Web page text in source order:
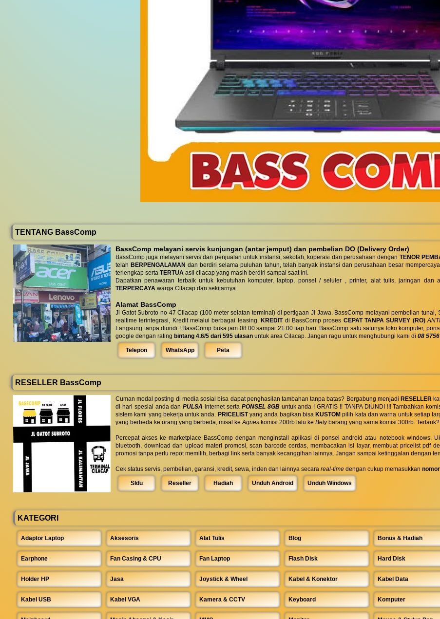
TENTANG BassComp
BassComp melayani servis kunjungan (antar jemput) dan pembelian DO (Delivery Order)
BassComp juga melayani servis dan penjualan untuk instansi, sekolah, koperasi dan perusahaan dengan TENOR
telah BERPENGALAMAN dan berdiri selama puluhan tahun, telah banyak instansi dan perusahaan besar
terlengkap serta TERTUA asli cilacap yang masih berdiri sampai saat ini.
Dapatkan penawaran terbaik untuk kebutuhan komputer, laptop, ponsel / seluler , printer, alat tulis, jaringan dan
TERPERCAYA warga Cilacap dan sekitarnya.
Alamat BassComp
Jl Gatot Subroto no 47 Cilacap (100 meter selatan terminal) di pertigaan Jl Jawa. BassComp melayani pembelian tunai,
realtime terintegrasi, Kredit melalui berbagai leasing. KREDITdi BassComp proses CEPAT TANPA SURVEY (RO)
Langsung tanpa diundi ! BassComp buka jam 08:00 sampai 21:00 tiap hari. BassComp satu satunya toko komputer,
google dengan rating bintang 4.6/5 dari 595 ulasan untuk area Cilacap. Jangan ragu untuk menghubungi kami di 08
Telepon WhatsApp Peta
RESELLER BassComp
Cuman modal posting di media sosial bisa dapat penghasilan tambahan tanpa batas? Bergabung menjadi RESELLER
di hari spesial anda danPULSA internet serta PONSEL 8GBuntuk anda ! GRATIS !! TANPA DIUNDI !!! Tambahkan
sistem kami yang bekerja untuk anda. PRICELISTyang anda bagikan bisa KUSTOM pilih kata dan warna untuk setiap
yang berbeda ke orang yang berbeda, misal keAgnes komisi 200rb lalu ke Betybarang yang sama komisi 300rb.
Percepat akses ke marketplace BassComp dengan menginstall aplikasi di ponsel android atau notebook windows.
bluetooth, download dan upload materi promosi, scan barcode cerdas, membacakan isi layar, membuat pricelist pdf
promosi tanpa perlu repot memilih, berbagi link serta banyak kecanggihan lainnya. Jangan sampai ketinggalan dengan
Cek status servis, pembelian, garansi, kredit, sewa, inden dan lainnya secara real-time dengan cukup memasukkan
SIdu Reseller Hadiah Unduh Android Unduh Windows
KATEGORI
Adaptor Laptop Aksesoris Alat Tulis Blog Bonus & Hadiah
Earphone Fan Casing & CPU Fan Laptop Flash Disk Hard Disk
Holder HP Jasa Joystick & Wheel Kabel & Konektor Kabel Data
Kabel USB Kabel VGA Kamera & CCTV Keyboard Komputer